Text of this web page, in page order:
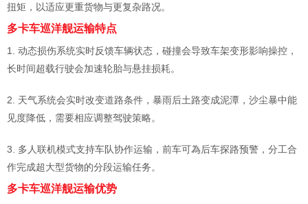
扭矩，以适应更重货物与更复杂路况。
多卡车巡洋舰运输特点
1. 动态损伤系统实时反馈车辆状态，碰撞会导致车架变形影响操控，
长时间超载行驶会加速轮胎与悬挂损耗。
2. 天气系统会实时改变道路条件，暴雨后土路变成泥潭，沙尘暴中能
见度降低，需要相应调整驾驶策略。
3. 多人联机模式支持车队协作运输，前车可為后车探路预警，分工合
作完成超大型货物的分段运输任务。
多卡车巡洋舰运输优势